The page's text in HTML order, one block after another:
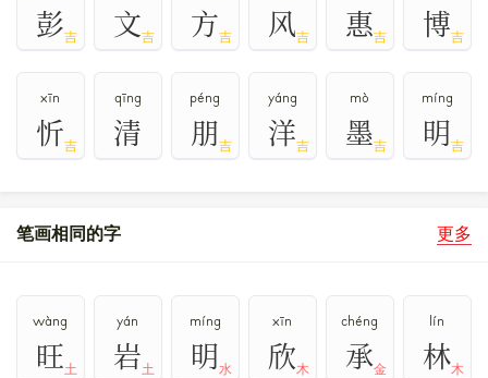
彭吉 文吉 方吉 风吉 惠吉 博吉
xīn
忻吉
qīng
清
péng
朋吉
yáng
洋吉
mò
墨吉
míng
明吉
笔画相同的字 更多
wàng
旺土
yán
岩土
míng
明水
xīn
欣木
chéng
承金
lín
林木